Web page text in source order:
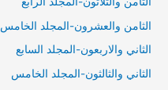
الثامن والعشرون-المجلد الخامس
الثاني والاربعون-المجلد السابع
الثاني والثالثون-المجلد الخامس